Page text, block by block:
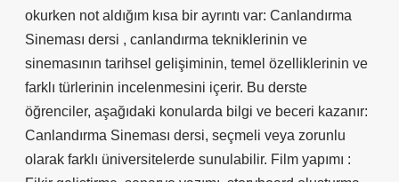
okurken not aldığım kısa bir ayrıntı var: Canlandırma
Sineması dersi , canlandırma tekniklerinin ve
sinemasının tarihsel gelişiminin, temel özelliklerinin ve
farklı türlerinin incelenmesini içerir. Bu derste
öğrenciler, aşağıdaki konularda bilgi ve beceri kazanır:
Canlandırma Sineması dersi, seçmeli veya zorunlu
olarak farklı üniversitelerde sunulabilir. Film yapımı :